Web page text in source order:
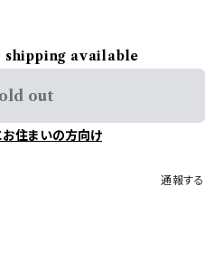
available
out
住まいの方向け
通報する